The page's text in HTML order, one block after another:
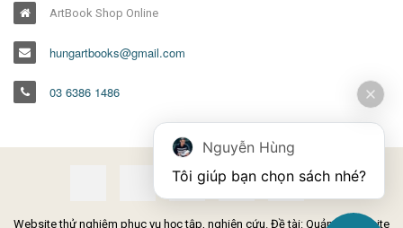
ArtBook Shop Online
hungartbooks@gmail.com
03 6386 1486
Website thử nghiệm phục vụ học tập, nghiên cứu. Đề tài: Quản lý Website
Nguyễn Hùng
Tôi giúp bạn chọn sách nhé?